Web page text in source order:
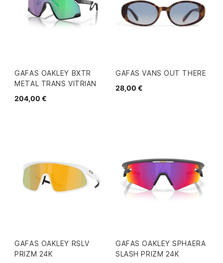
GAFAS OAKLEY BXTR
METAL TRANS VITRIAN
204,00 €
GAFAS VANS OUT THERE
28,00 €
GAFAS OAKLEY RSLV
PRIZM 24K
GAFAS OAKLEY SPHAERA
SLASH PRIZM 24K